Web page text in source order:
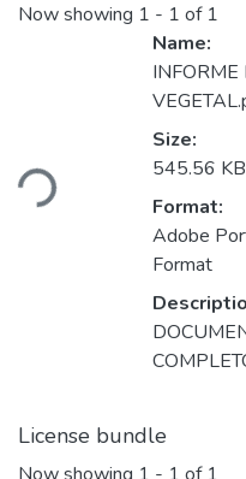
Now showing 1 - 1 of 1
Name:
INFORME
Size:
545.56 KB
Format:
Adobe
Format
License bundle